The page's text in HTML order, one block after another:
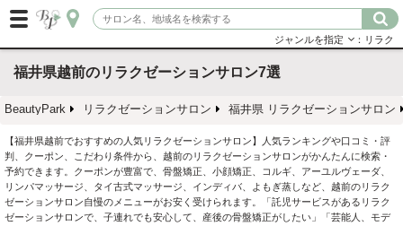
ジャンルを指定 ：リラク
福井県越前のリラクゼーションサロン7選
BeautyPark リラクゼーションサロン 福井県 リラクゼーションサロン
【福井県越前でおすすめの人気リラクゼーションサロン】人気ランキングや口コミ・評
判、クーポン、こだわり条件から、越前のリラクゼーションサロンがかんたんに検索・
予約できます。クーポンが豊富で、骨盤矯正、小顔矯正、コルギ、アーユルヴェーダ、
リンパマッサージ、タイ古式マッサージ、インディバ、よもぎ蒸しなど、越前のリラク
ゼーションサロン自慢のメニューがお安く受けられます。「託児サービスがあるリラク
ゼーションサロンで、子連れでも安心して、産後の骨盤矯正がしたい」「芸能人、モデ